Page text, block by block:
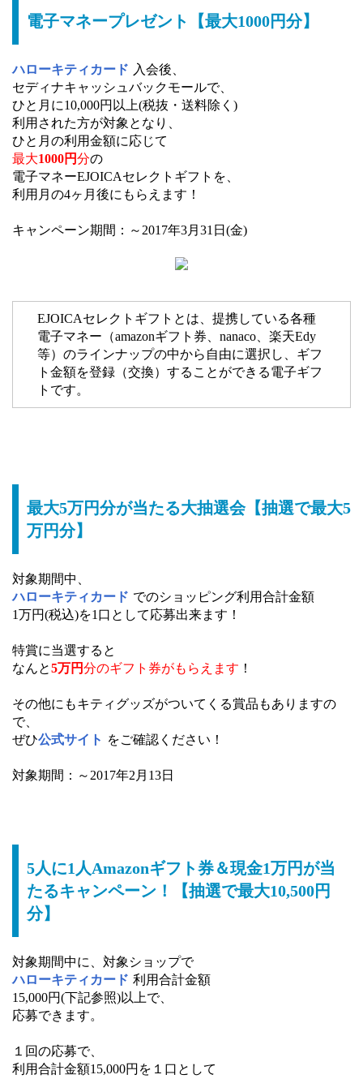
電子マネープレゼント【最大1000円分】
ハローキティカード 入会後、
セディナキャッシュバックモールで、
ひと月に10,000円以上(税抜・送料除く)
利用された方が対象となり、
ひと月の利用金額に応じて
最大1000円分の
電子マネーEJOICAセレクトギフトを、
利用月の4ヶ月後にもらえます！
キャンペーン期間：～2017年3月31日(金)
EJOICAセレクトギフトとは、提携している各種
電子マネー（amazonギフト券、nanaco、楽天Edy
等）のラインナップの中から自由に選択し、ギフ
ト金額を登録（交換）することができる電子ギフ
トです。
最大5万円分が当たる大抽選会【抽選で最大5
万円分】
対象期間中、
ハローキティカード でのショッピング利用合計金額
1万円(税込)を1口として応募出来ます！
特賞に当選すると
なんと5万円分のギフト券がもらえます ！
その他にもキティグッズがついてくる賞品もありますの
で、
ぜひ公式サイト をご確認ください！
対象期間：～2017年2月13日
5人に1人Amazonギフト券＆現金1万円が当
たるキャンペーン！【抽選で最大10,500円
分】
対象期間中に、対象ショップで
ハローキティカード 利用合計金額
15,000円(下記参照)以上で、
応募できます。
１回の応募で、
利用合計金額15,000円を１口として